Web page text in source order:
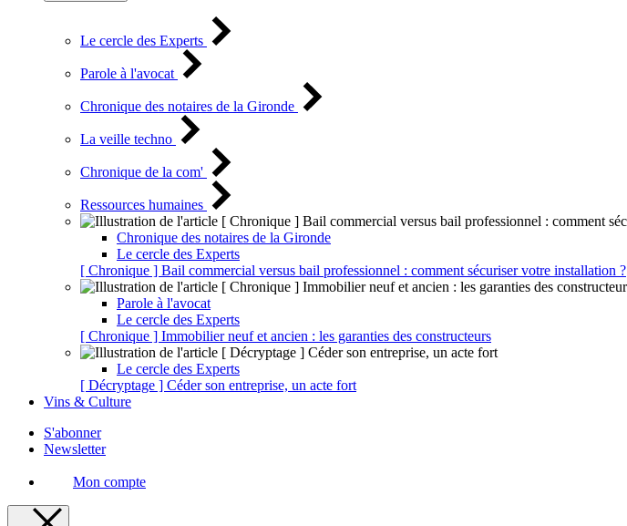
Le cercle des Experts
Parole à l'avocat
Chronique des notaires de la Gironde
La veille techno
Chronique de la com'
Ressources humaines
Chronique des notaires de la Gironde
Le cercle des Experts
[ Chronique ] Bail commercial versus bail professionnel : comment sécuriser votre installation ?
Parole à l'avocat
Le cercle des Experts
[ Chronique ] Immobilier neuf et ancien : les garanties des constructeurs
Le cercle des Experts
[ Décryptage ] Céder son entreprise, un acte fort
Vins & Culture
S'abonner
Newsletter
Mon compte